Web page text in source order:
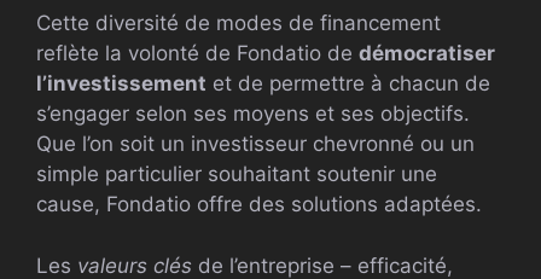
Cette diversité de modes de financement
reflète la volonté de Fondatio de démocratiser
l’investissement et de permettre à chacun de
s’engager selon ses moyens et ses objectifs.
Que l’on soit un investisseur chevronné ou un
simple particulier souhaitant soutenir une
cause, Fondatio offre des solutions adaptées.
Les valeurs clés de l’entreprise – efficacité,